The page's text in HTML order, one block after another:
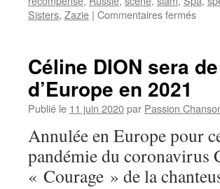
Sisters, Zazie | Commentaires ferméssur
Céline DION sera
d’Europe en 2021
Publié le 11 juin 2020par Passion
Annulée en Europe pour
pandémie du coronavirus
« Courage » de la